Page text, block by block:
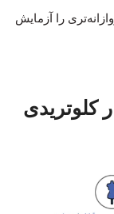
را آزمایش
کلوتریدی